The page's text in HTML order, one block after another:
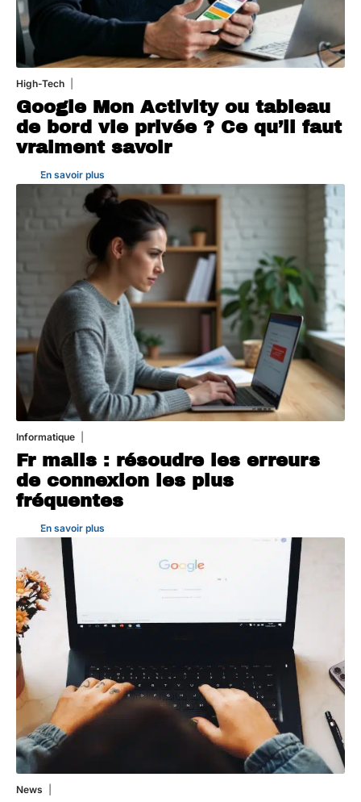
High-Tech
Google Mon Activity ou tableau
de bord vie privée ? Ce qu’il faut
vraiment savoir
En savoir plus
Informatique
Fr mails : résoudre les erreurs
de connexion les plus
fréquentes
En savoir plus
News